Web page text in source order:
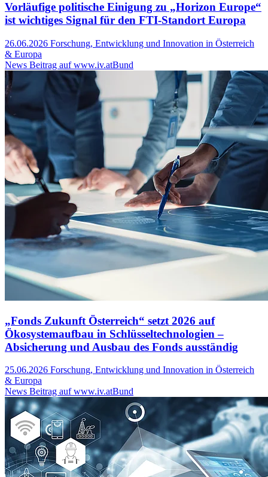
Vorläufige politische Einigung zu „Horizon Europe“
ist wichtiges Signal für den FTI-Standort Europa
26.06.2026 Forschung, Entwicklung und Innovation in Österreich
& Europa
News Beitrag auf www.iv.atBund
„Fonds Zukunft Österreich“ setzt 2026 auf
Ökosystemaufbau in Schlüsseltechnologien –
Absicherung und Ausbau des Fonds ausständig
25.06.2026 Forschung, Entwicklung und Innovation in Österreich
& Europa
News Beitrag auf www.iv.atBund